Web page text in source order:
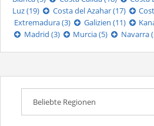
Luz (19)
Costa del Azahar (17)
Extremadura (3)
Galizien (11)
Madrid (3)
Murcia (5) Navarra